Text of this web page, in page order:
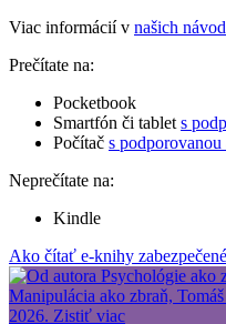
Viac informácií v našich
Prečítate na:
Pocketbook
Smartfón či tablet s
Počítač s
Neprečítate na:
Kindle
Ako čítať e-knihy